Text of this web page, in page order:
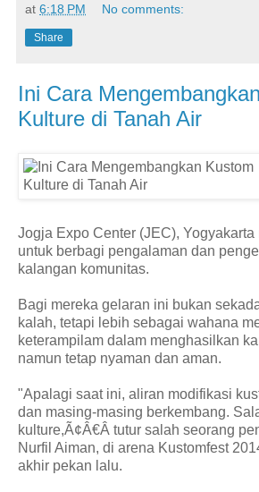
at 6:18 PM No comments:
Share
Ini Cara
Kulture di Tanah Air
Jogja Expo Center (JEC),
untuk berbagi pengalaman dan
kalangan komunitas.
Bagi mereka gelaran ini bukan
kalah, tetapi lebih sebagai wahana
keterampilam dalam menghasilkan
namun tetap nyaman dan aman.
"Apalagi saat ini, aliran modifikasi
dan masing-masing berkembang.
kulture,Ã¢Â€Â tutur salah seorang
Nurfil Aiman, di arena Kustomfest
akhir pekan lalu.